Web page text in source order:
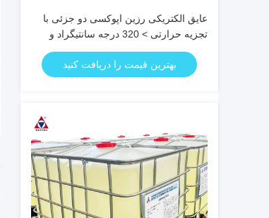
عایق الکتریکی رزین اپوکسی دو جزئی با
تجزیه حرارتی > 320 درجه سانتیگراد و
زمان کارکرد 30 دقیقه برای
ترانسفورماتورهای ولتاژ بالا
بهترین قیمت را دریافت کنید